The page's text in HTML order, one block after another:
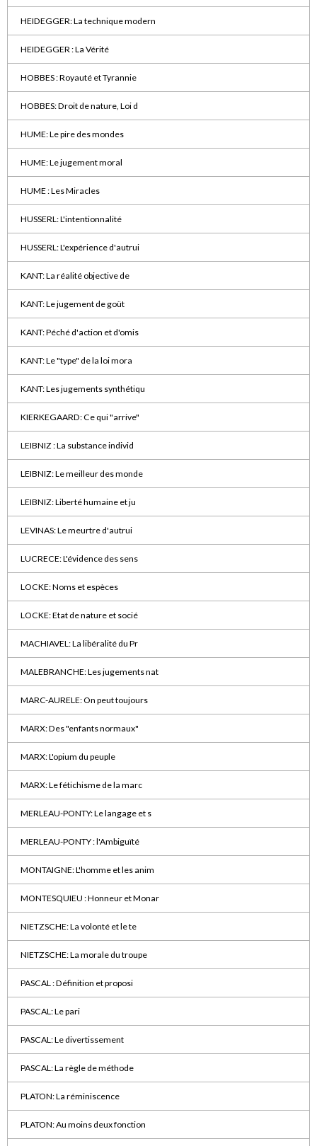
HEIDEGGER: La technique modern
HEIDEGGER : La Vérité
HOBBES : Royauté et Tyrannie
HOBBES: Droit de nature, Loi d
HUME: Le pire des mondes
HUME: Le jugement moral
HUME : Les Miracles
HUSSERL: L'intentionnalité
HUSSERL: L'expérience d'autrui
KANT: La réalité objective de
KANT: Le jugement de goüt
KANT: Péché d'action et d'omis
KANT: Le "type" de la loi mora
KANT: Les jugements synthétiqu
KIERKEGAARD: Ce qui "arrive"
LEIBNIZ : La substance individ
LEIBNIZ: Le meilleur des monde
LEIBNIZ: Liberté humaine et ju
LEVINAS: Le meurtre d'autrui
LUCRECE: L'évidence des sens
LOCKE: Noms et espèces
LOCKE: Etat de nature et socié
MACHIAVEL: La libéralité du Pr
MALEBRANCHE: Les jugements nat
MARC-AURELE: On peut toujours
MARX: Des "enfants normaux"
MARX: L'opium du peuple
MARX: Le fétichisme de la marc
MERLEAU-PONTY: Le langage et s
MERLEAU-PONTY : l'Ambiguïté
MONTAIGNE: L'homme et les anim
MONTESQUIEU : Honneur et Monar
NIETZSCHE: La volonté et le te
NIETZSCHE: La morale du troupe
PASCAL : Définition et proposi
PASCAL: Le pari
PASCAL: Le divertissement
PASCAL: La règle de méthode
PLATON: La réminiscence
PLATON: Au moins deux fonction